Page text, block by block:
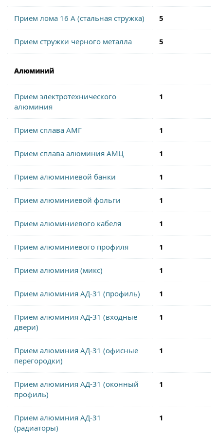
Прием лома 16 А (стальная стружка) 5
Прием стружки черного металла 5
Алюминий
Прием электротехнического
алюминия
1
Прием сплава АМГ 1
Прием сплава алюминия АМЦ 1
Прием алюминиевой банки 1
Прием алюминиевой фольги 1
Прием алюминиевого кабеля 1
Прием алюминиевого профиля 1
Прием алюминия (микс) 1
Прием алюминия АД-31 (профиль) 1
Прием алюминия АД-31 (входные
двери)
1
Прием алюминия АД-31 (офисные
перегородки)
1
Прием алюминия АД-31 (оконный
профиль)
1
Прием алюминия АД-31
(радиаторы)
1